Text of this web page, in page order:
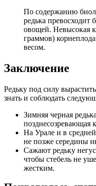
По содержанию
редька превосходит
овощей. Невысокая
граммов)
весом.
Заключение
Редьку под силу
знать и соблюдать
Зимняя черная
позднесозревающая
На Урале и в
не позже середины
Сажают редьку
чтобы стебель не
жестким.